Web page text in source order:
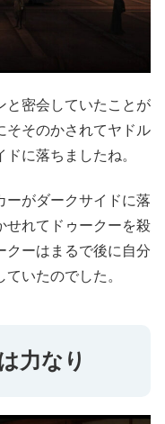
と密会していたことが
そそのかされてヤドル
に落ちましたね。
ーがダークサイドに落
せれてドゥークーを殺
クーはまるで後に自分
いたのでした。
力なり